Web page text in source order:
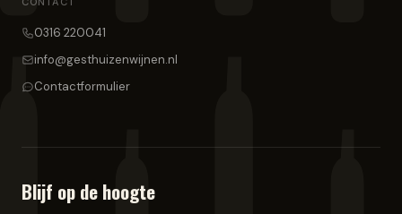
0316 220041
info@gesthuizenwijnen.nl
Contactformulier
Blijf op de hoogte